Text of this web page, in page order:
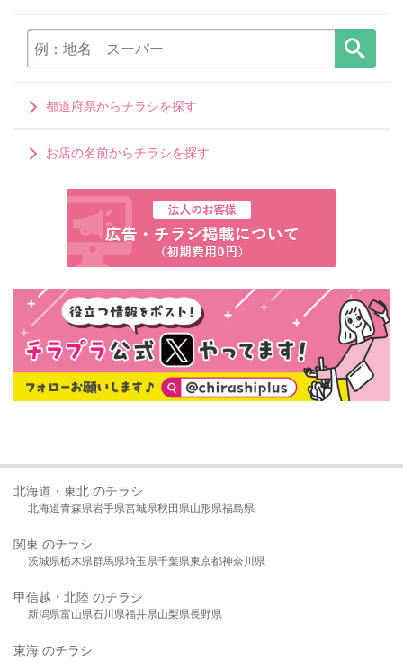
都道府県からチラシを探す
お店の名前からチラシを探す
北海道・東北 のチラシ
北海道青森県岩手県宮城県秋田県山形県福島県
関東 のチラシ
茨城県栃木県群馬県埼玉県千葉県東京都神奈川県
甲信越・北陸 のチラシ
新潟県富山県石川県福井県山梨県長野県
東海 のチラシ